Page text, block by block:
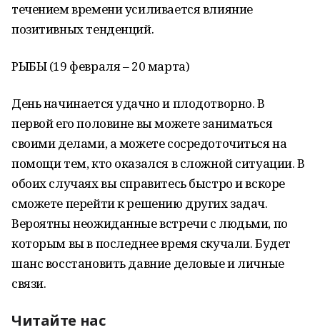
течением времени усиливается влияние
позитивных тенденций.
РЫБЫ (19 февраля – 20 марта)
День начинается удачно и плодотворно. В
первой его половине вы можете заниматься
своими делами, а можете сосредоточиться на
помощи тем, кто оказался в сложной ситуации. В
обоих случаях вы справитесь быстро и вскоре
сможете перейти к решению других задач.
Вероятны неожиданные встречи с людьми, по
которым вы в последнее время скучали. Будет
шанс восстановить давние деловые и личные
связи.
Читайте нас